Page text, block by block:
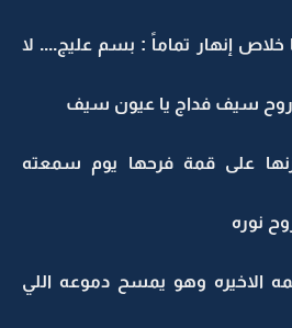
إنهار تماماً : بسم عليج.... لا
روح سيف فداج يا عيون سيف
على قمة فرحها يوم سمعته
نوره
الاخيره وهو يمسح دموعه اللي